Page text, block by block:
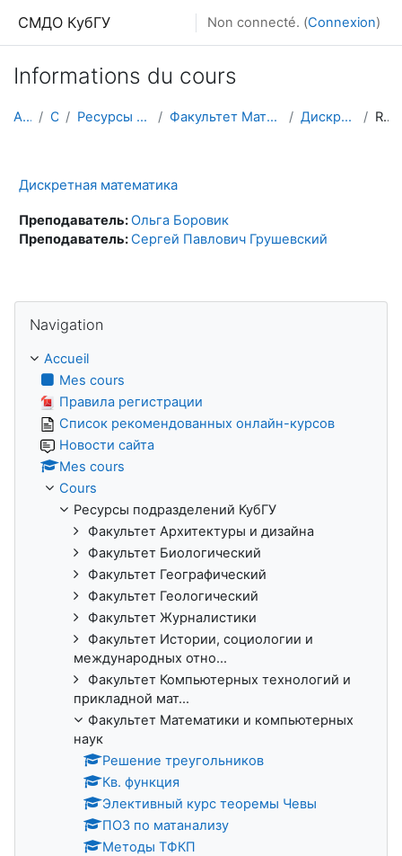
СМДО КубГУ Non connecté. (Connexion)
Informations du cours
Accueil Cours Ресурсы подразделений КубГУ Факультет Математики и компьютерных наук Дискретная математика Résumé
Дискретная математика
Преподаватель:Ольга Боровик
Преподаватель:Сергей Павлович Грушевский
Navigation
Accueil
Mes cours
Правила регистрации
Список рекомендованных онлайн-курсов
Новости сайта
Mes cours
Cours
Ресурсы подразделений КубГУ
Факультет Архитектуры и дизайна
Факультет Биологический
Факультет Географический
Факультет Геологический
Факультет Журналистики
Факультет Истории, социологии и
международных отно...
Факультет Компьютерных технологий и
прикладной мат...
Факультет Математики и компьютерных
наук
Решение треугольников
Кв. функция
Элективный курс теоремы Чевы
ПОЗ по матанализу
Методы ТФКП